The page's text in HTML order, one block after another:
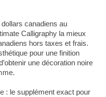
dollars canadiens au
Calligraphy la mieux
hors taxes et frais.
pour une finition
une décoration noire
: le supplément exact pour